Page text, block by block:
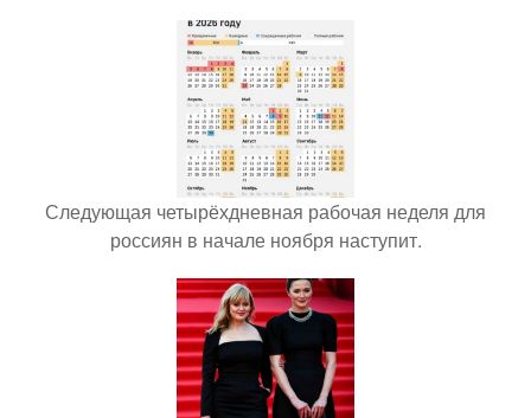
Следующая четырёхдневная рабочая неделя для
россиян в начале ноября наступит.